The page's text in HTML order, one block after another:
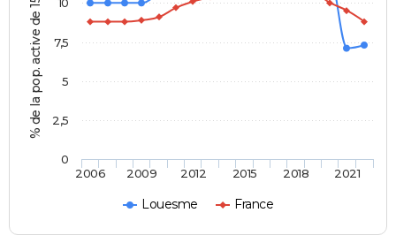
% de la pop. active de 15 - 64 ans
Louesme France
2006 2009 2012 2015 2018 2021
0
2,5
5
7,5